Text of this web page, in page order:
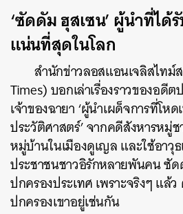
‘ซัดดัม ฮุสเซน’ ผู้นำที่ไ
แน่นที่สุดในโลก
สำนักข่าวลอสแอนเจลิสไทม์
Times) บอกเล่าเรื่องราวของอดี
เจ้าของฉายา ‘ผู้นำเผด็จการที่โห
ประวัติศาสตร์’ จากคดีสังหารหมู่
หมู่บ้านในเมืองดูเญล และใช้อาวุ
ประชาชนชาวอิรักหลายพันคน ซั
ปกครองประเทศ เพราะจริงๆ แล้
ปกครองเขาอยู่เช่นกัน